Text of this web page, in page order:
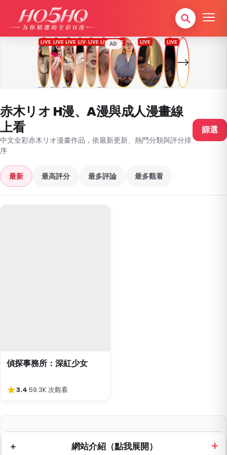
AD
赤木リオ H漫、A漫與成人漫畫線
上看
中文全彩赤木リオ漫畫作品，依最新更新、熱門分類與評分排
序
篩選
最新 最高評分 最多評論 最多觀看
偵探事務所：深紅少女
★3.4·59.3K 次觀看
網站介紹（點我展開）